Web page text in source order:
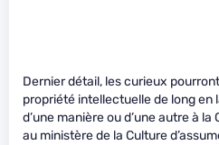
Dernier détail, les curieux
propriété intellectuelle de long en
d’une manière ou d’une autre à
au ministère de la Culture